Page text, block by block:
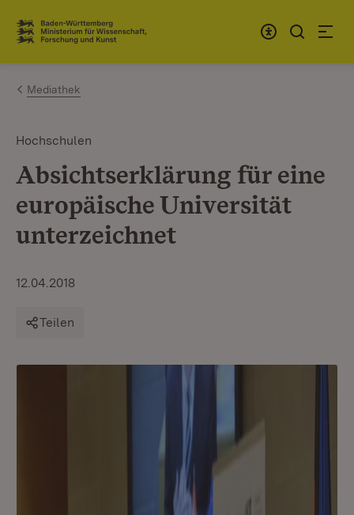
Zum Inhalt springen
Link zur Startseite
Mediathek
Hochschulen
Absichtserklärung für eine
europäische Universität
unterzeichnet
12.04.2018
Teilen